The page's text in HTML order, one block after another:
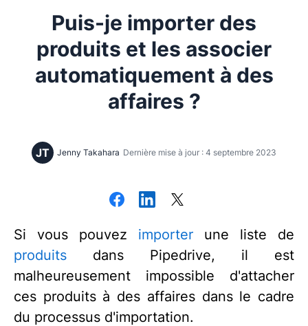
Contacter l'assistance
Puis-je importer des
produits et les associer
automatiquement à des
affaires ?
JT Jenny Takahara Dernière mise à jour : 4 septembre 2023
Si vous pouvez importer une liste de
produits dans Pipedrive, il est
malheureusement impossible d'attacher
ces produits à des affaires dans le cadre
du processus d'importation.